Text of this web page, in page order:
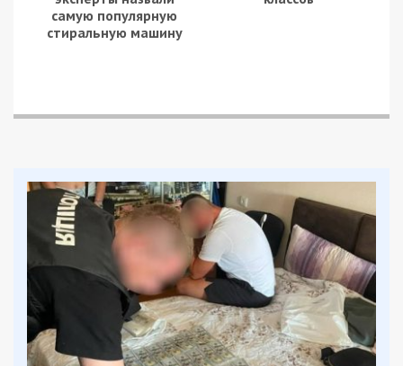
Рекламні блоки дають нам змогу
Приєднатися
Читайте також
Предыдущая статья:
6 млн доларів, вилучених у торгівців